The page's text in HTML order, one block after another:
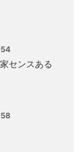
センスある